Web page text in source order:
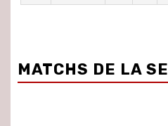
MATCHS DE LA